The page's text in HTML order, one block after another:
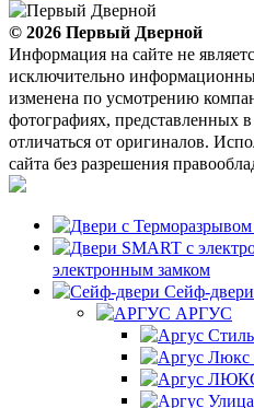
© 2026 Первый Дверной
Информация на сайте не
исключительно
изменена по усмотрению
фотографиях, представленных в
отличаться от оригиналов.
сайта без разрешения
электронным замком
Сейф-двери
АРГУС